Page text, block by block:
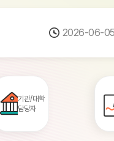
2026-07-
2026-06-
묻... 2026-04-
기관/대학
담당자